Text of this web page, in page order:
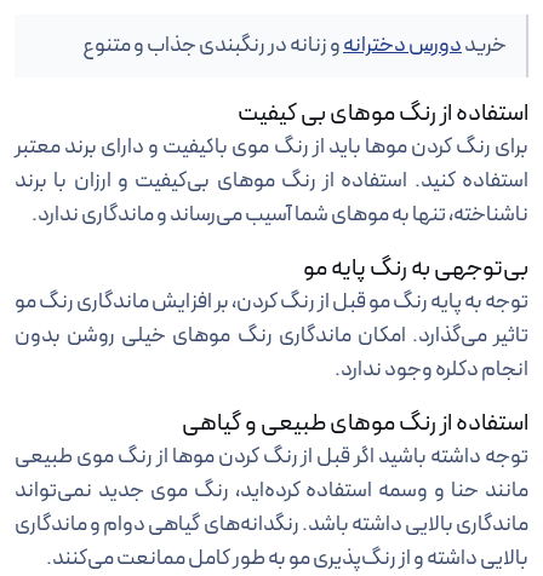
خریددورس دخترانهو زنانه در رنگبندی جذاب و متنوع
استفاده از رنگ ‌موهای بی کیفیت
برای رنگ کردن موها باید از رنگ موی با‌کیفیت و دارای برند معتبر
استفاده کنید. استفاده از رنگ موهای بی‌کیفیت و ارزان با برند
ناشناخته، تنها به موهای شما آسیب می‌رساند و ماندگاری ندارد.
بی‌توجهی به رنگ پایه مو
توجه به پایه رنگ مو قبل از رنگ کردن، بر افزایش ماندگاری رنگ مو
تاثیر می‌گذارد. امکان ماندگاری رنگ موهای خیلی روشن بدون
انجام دکلره وجود ندارد.
استفاده از رنگ موهای طبیعی و گیاهی
توجه داشته باشید اگر قبل از رنگ کردن موها از رنگ موی طبیعی
مانند حنا و وسمه استفاده کرده‌اید، رنگ موی جدید نمی‌تواند
ماندگاری بالایی داشته باشد. رنگدانه‌های گیاهی دوام و ماندگاری
بالایی داشته و از رنگ‌پذیری مو به طور کامل ممانعت می‌کنند.